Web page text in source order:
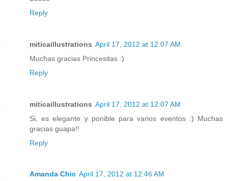
Reply
miticaillustrations April 17, 2012 at 12:07 AM
Muchas gracias Princesitas :)
Reply
miticaillustrations April 17, 2012 at 12:07 AM
Si, es elegante y ponible para varios eventos :) Muchas
gracias guapa!!
Reply
Amanda Chic April 17, 2012 at 12:46 AM